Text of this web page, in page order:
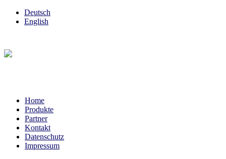
Deutsch
English
Home
Produkte
Partner
Kontakt
Datenschutz
Impressum